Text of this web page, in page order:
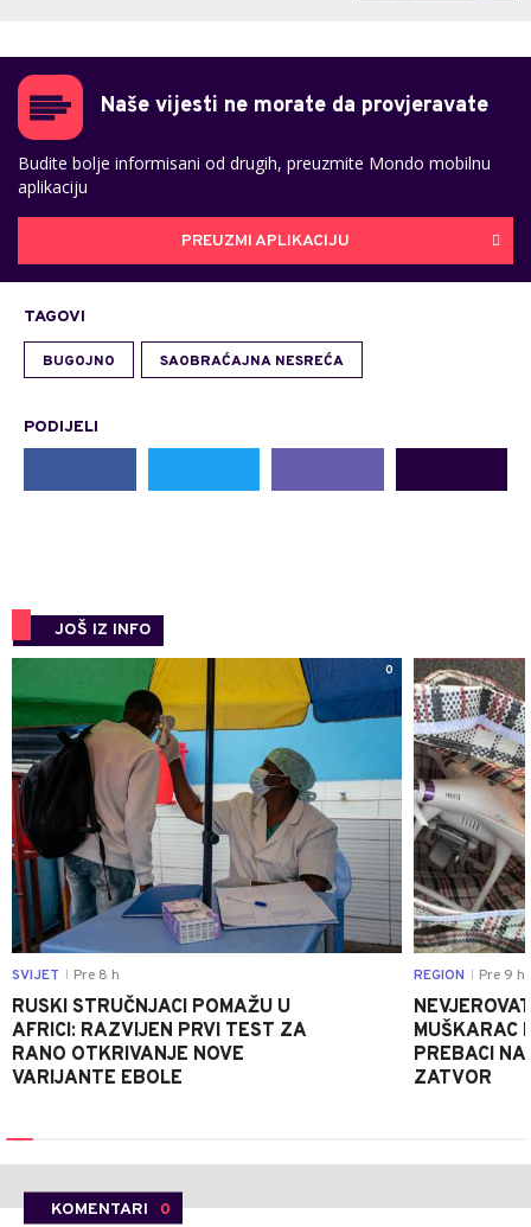
Naše vijesti ne morate da provjeravate
Budite bolje informisani od drugih, preuzmite Mondo mobilnu
aplikaciju
PREUZMI APLIKACIJU
TAGOVI
BUGOJNO SAOBRAĆAJNA NESREĆA
PODIJELI
JOŠ IZ INFO
0
SVIJET Pre 8 h
RUSKI STRUČNJACI POMAŽU U
AFRICI: RAZVIJEN PRVI TEST ZA
RANO OTKRIVANJE NOVE
VARIJANTE EBOLE
REGION Pre 9 h
MUŠKARAC
PREBACI
ZATVOR
KOMENTARI 0